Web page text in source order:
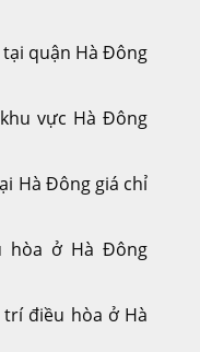
quận Hà Đông
vực Hà Đông
Hà Đông giá chỉ
hòa ở Hà Đông
điều hòa ở Hà